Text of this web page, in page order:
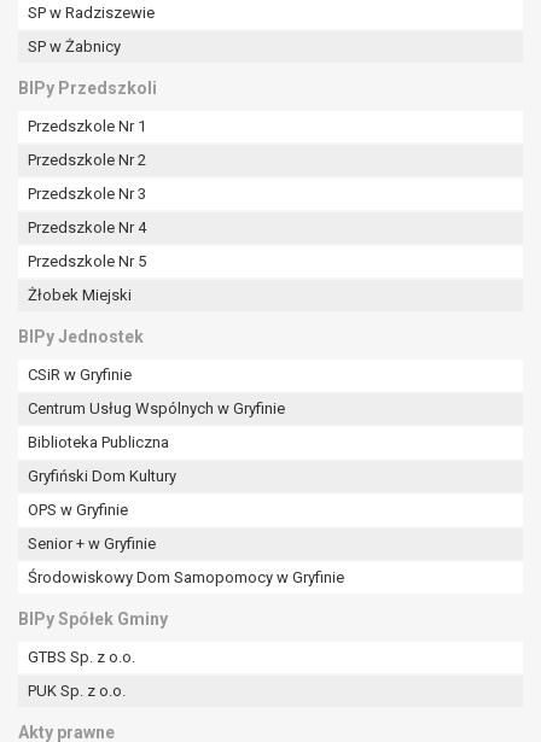
SP w Radziszewie
SP w Żabnicy
BIPy Przedszkoli
Przedszkole Nr 1
Przedszkole Nr 2
Przedszkole Nr 3
Przedszkole Nr 4
Przedszkole Nr 5
Żłobek Miejski
BIPy Jednostek
CSiR w Gryfinie
Centrum Usług Wspólnych w Gryfinie
Biblioteka Publiczna
Gryfiński Dom Kultury
OPS w Gryfinie
Senior + w Gryfinie
Środowiskowy Dom Samopomocy w Gryfinie
BIPy Spółek Gminy
GTBS Sp. z o.o.
PUK Sp. z o.o.
Akty prawne
Prezes Urzędu Ochrony Danych Osobowych.
W zależności od sfery, w której przetwarzane są
dobrowolne albo jest wymogiem ustawowym lub
umownym.
Pani/Pana dane nie będą poddawane
tym również profilowaniu.